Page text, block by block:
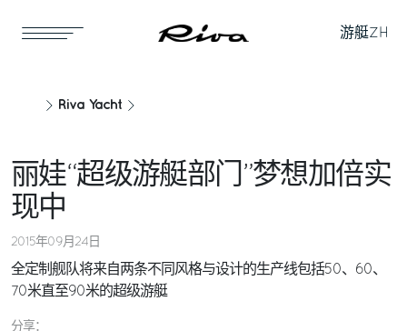
游艇ZH
Riva Yacht
丽娃“超级游艇部门”梦想加倍实
现中
2015年09月24日
全定制舰队将来自两条不同风格与设计的生产线包括50、60、
70米直至90米的超级游艇
分享：